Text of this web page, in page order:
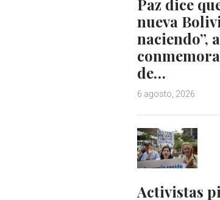
Paz dice
nueva
naciendo”,
de…
6 agosto, 2026
Activistas